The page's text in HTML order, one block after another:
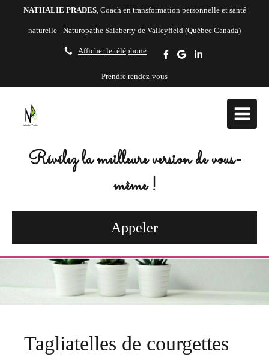
NATHALIE PRADES, Coach en transformation personnelle et santé
naturelle - Naturopathe Salaberry de Valleyfield (Québec Canada)
Afficher le téléphone
Prendre rendez-vous
Révélez la meilleure version de vous-
même !
Appeler
Tagliatelles de courgettes